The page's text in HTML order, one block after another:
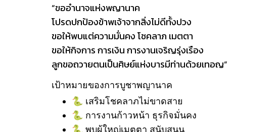
“ขออำนาจแห่งพญานาค
โปรดปกป้องข้าพเจ้าจากสิ่งไม่ดีทั้งปวง
ขอให้พบแต่ความมั่นคง โชคลาภ เมตตา
ขอให้กิจการ การเงิน การงานเจริญรุ่งเรือง
ลูกขอถวายตนเป็นศิษย์แห่งบารมีท่านด้วยเทอญ”
เป้าหมายของการบูชาพญานาค
🐍 เสริมโชคลาภไม่ขาดสาย
🐍 การงานก้าวหน้า ธุรกิจมั่นคง
🐍 พบผู้ใหญ่เมตตา สนับสนุน